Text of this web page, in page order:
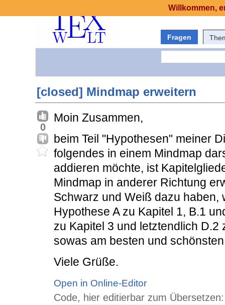
Fragen
[closed] Mindmap erweitern
0
Moin Zusammen,
beim Teil "Hypothesen" meiner
folgendes in einem Mindmap
addieren möchte, ist
Mindmap in anderer Richtung
Schwarz und Weiß dazu haben,
Hypothese A zu Kapitel 1, B.1
zu Kapitel 3 und letztendlich
sowas am besten und
Viele Grüße.
Open in Online-Editor
Code, hier editierbar zum Übersetzen:
Willkommen,